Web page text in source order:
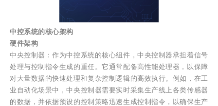
中控系统的核心架构
硬件架构
中央控制器：作为中控系统的核心组件，中央控制器承担着信号
处理与控制指令生成的重任。它通常配备高性能处理器，以保障
对大量数据的快速处理和复杂控制逻辑的高效执行。例如，在工
业自动化场景中，中央控制器需要实时采集生产线上各类传感器
的数据，并依据预设的控制策略迅速生成控制指令，以确保生产